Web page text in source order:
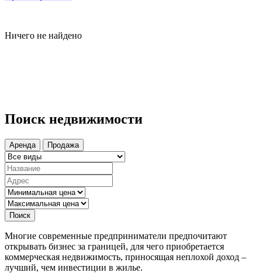
Ничего не найдено
Поиск недвижимости
Аренда Продажа
Поиск
Многие современные предприниматели предпочитают
открывать бизнес за границей, для чего приобретается
коммерческая недвижимость, приносящая неплохой доход –
лучший, чем инвестиции в жилье.